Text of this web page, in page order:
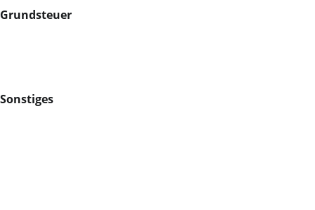
Grundsteuer
Sonstiges